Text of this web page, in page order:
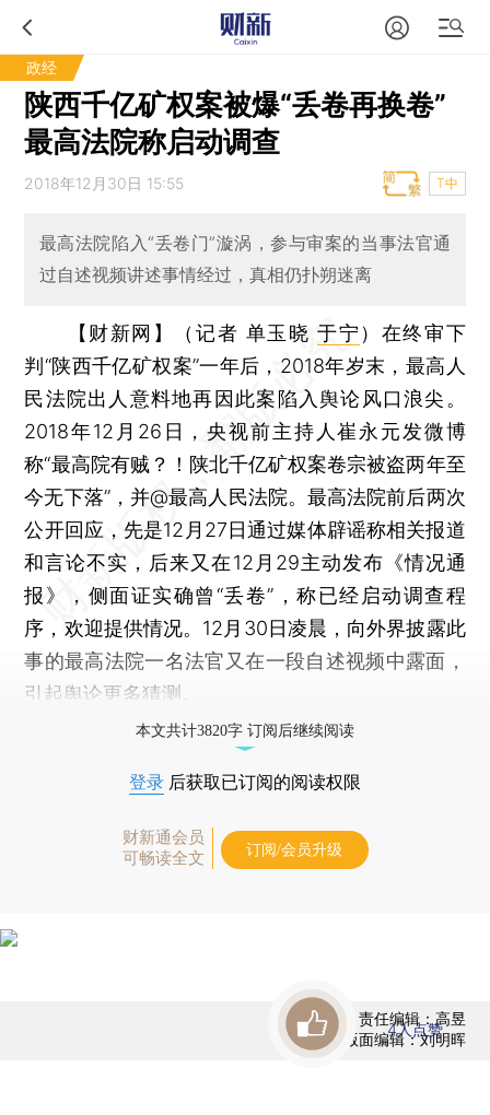
政经
陕西千亿矿权案被爆“丢卷再换卷”
最高法院称启动调查
2018年12月30日 15:55 T中
最高法院陷入“丢卷门”漩涡，参与审案的当事法官通
过自述视频讲述事情经过，真相仍扑朔迷离
【财新网】（记者 单玉晓于宁 ） 在终审下
判“陕西千亿矿权案”一年后，2018年岁末，最高人
民法院出人意料地再因此案陷入舆论风口浪尖。
2018年12月26日，央视前主持人崔永元发微博
称“最高院有贼？！陕北千亿矿权案卷宗被盗两年至
今无下落”，并@最高人民法院。最高法院前后两次
公开回应，先是12月27日通过媒体辟谣称相关报道
和言论不实，后来又在12月29主动发布《情况通
报》，侧面证实确曾“丢卷”，称已经启动调查程
序，欢迎提供情况。12月30日凌晨，向外界披露此
事的最高法院一名法官又在一段自述视频中露面，
引起舆论更多猜测。
本文共计3820字 订阅后继续阅读
登录 后获取已订阅的阅读权限
财新通会员
可畅读全文
订阅/会员升级
责任编辑：高昱
版面编辑：刘明晖
4人点赞